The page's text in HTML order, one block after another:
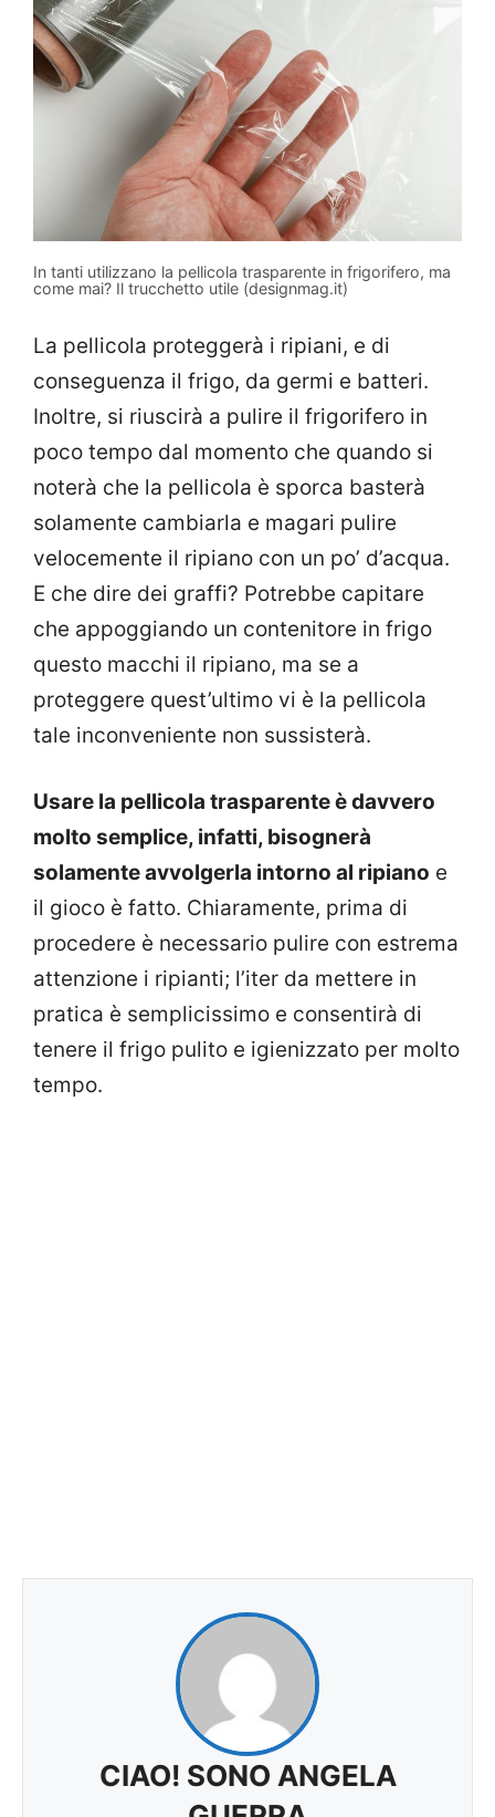
In tanti utilizzano la pellicola trasparente in frigorifero, ma
come mai? Il trucchetto utile (designmag.it)
La pellicola proteggerà i ripiani, e di
conseguenza il frigo, da germi e batteri.
Inoltre, si riuscirà a pulire il frigorifero in
poco tempo dal momento che quando si
noterà che la pellicola è sporca basterà
solamente cambiarla e magari pulire
velocemente il ripiano con un po’ d’acqua.
E che dire dei graffi? Potrebbe capitare
che appoggiando un contenitore in frigo
questo macchi il ripiano, ma se a
proteggere quest’ultimo vi è la pellicola
tale inconveniente non sussisterà.
Usare la pellicola trasparente è davvero
molto semplice, infatti, bisognerà
solamente avvolgerla intorno al ripiano e
il gioco è fatto. Chiaramente, prima di
procedere è necessario pulire con estrema
attenzione i ripianti; l’iter da mettere in
pratica è semplicissimo e consentirà di
tenere il frigo pulito e igienizzato per molto
tempo.
CIAO! SONO ANGELA